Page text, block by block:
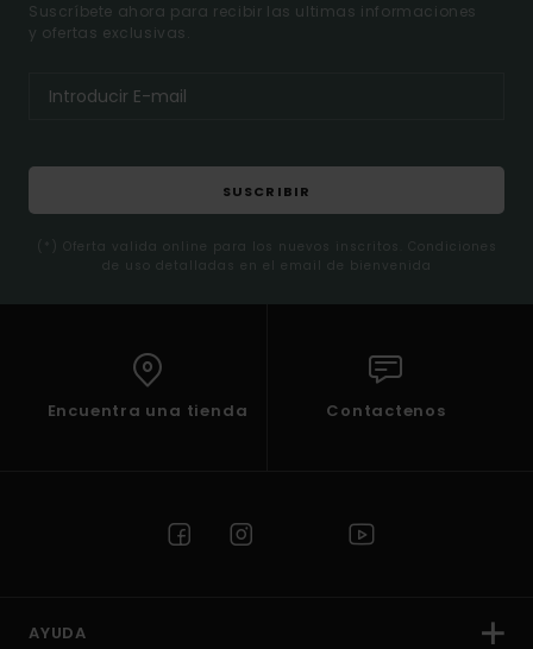
Suscríbete ahora para recibir las ultimas informaciones
y ofertas exclusivas.
SUSCRIBIR
(*) Oferta valida online para los nuevos inscritos. Condiciones
de uso detalladas en el email de bienvenida
Encuentra una tienda Contactenos
AYUDA